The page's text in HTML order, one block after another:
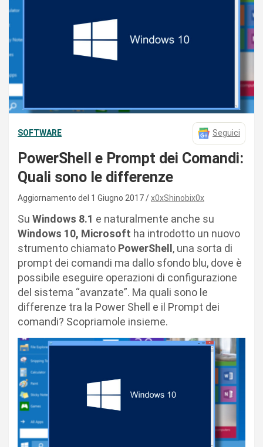
SOFTWARE Seguici
PowerShell e Prompt dei Comandi:
Quali sono le differenze
Aggiornamento del 1 Giugno 2017 x0xShinobix0x
Su Windows 8.1 e naturalmente anche su
Windows 10, Microsoft ha introdotto un nuovo
strumento chiamato PowerShell, una sorta di
prompt dei comandi ma dallo sfondo blu, dove è
possibile eseguire operazioni di configurazione
del sistema “avanzate”. Ma quali sono le
differenze tra la Power Shell e il Prompt dei
comandi? Scopriamole insieme.